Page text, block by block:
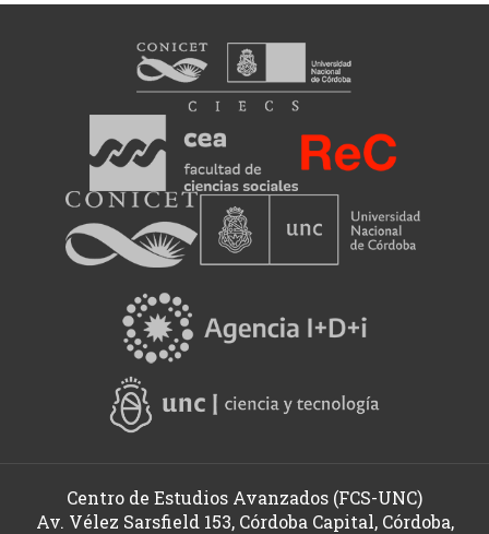
Centro de Estudios Avanzados (FCS-UNC)
Av. Vélez Sarsfield 153, Córdoba Capital, Córdoba,